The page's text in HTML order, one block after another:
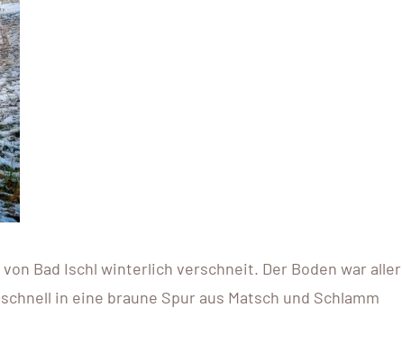
Bad Ischl winterlich verschneit. Der Boden war
in eine braune Spur aus Matsch und Schlamm